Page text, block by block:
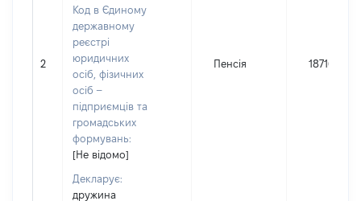
2
Код в Єдиному
державному
реєстрі
юридичних
осіб, фізичних
осіб –
підприємців та
громадських
формувань:
[Не відомо]
Декларує:
дружина
Пенсія 18716